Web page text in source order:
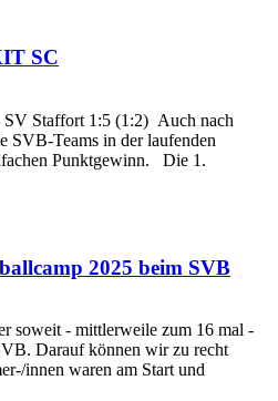
SC
Staffort 1:5 (1:2) Auch nach
SVB-Teams in der laufenden
Punktgewinn. Die 1.
2025 beim SVB
soweit - mittlerweile zum 16 mal -
Darauf können wir zu recht
innen waren am Start und